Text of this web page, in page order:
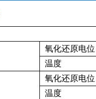
氧化还原电位
温度
氧化还原电位
温度